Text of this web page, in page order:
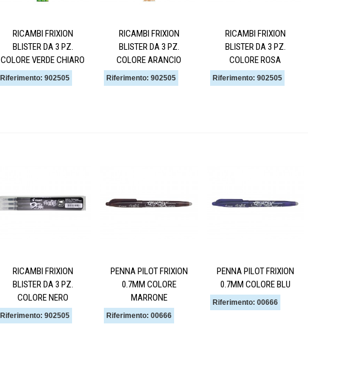
RICAMBI FRIXION
BLISTER DA 3 PZ.
COLORE VERDE CHIARO
Riferimento: 902505
RICAMBI FRIXION
BLISTER DA 3 PZ.
COLORE ARANCIO
Riferimento: 902505
RICAMBI FRIXION
BLISTER DA 3 PZ.
COLORE ROSA
Riferimento: 902505
RICAMBI FRIXION
BLISTER DA 3 PZ.
COLORE NERO
Riferimento: 902505
PENNA PILOT FRIXION
0.7MM COLORE
MARRONE
Riferimento: 00666
PENNA PILOT FRIXION
0.7MM COLORE BLU
Riferimento: 00666